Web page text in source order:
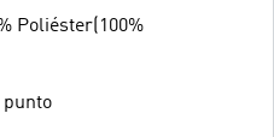
Poliéster(100%
punto